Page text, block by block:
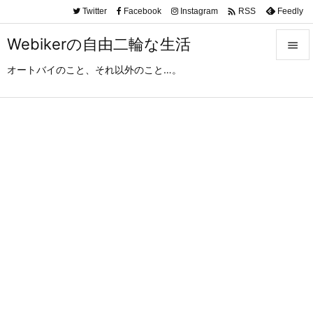
Webikerの自由二輪な生活
オートバイのこと、それ以外のこと…。

Twitter Facebook Instagram  RSS Feedly